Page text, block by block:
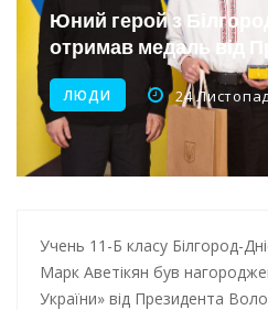
Енергетична підтримка
Юний герой з
отримав медаль від
ЛЮДИ 24
Учень 11-Б класу Білгород-
Марк Аветікян був
України» від Президента